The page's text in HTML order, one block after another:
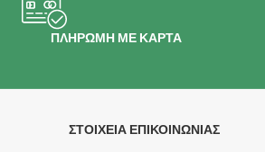
ΠΛΗΡΩΜΗ ΜΕ ΚΑΡΤΑ
ΣΤΟΙΧΕΙΑ ΕΠΙΚΟΙΝΩΝΙΑΣ